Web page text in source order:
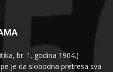
br. 1. godina 1904.)
je da slobodna pretresa sva